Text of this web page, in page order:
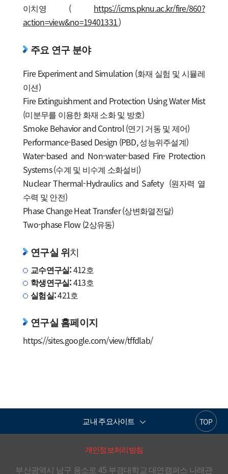
이치영 (
https://icms.pknu.ac.kr/fire/860?
action=view&no=19401331)
주요 연구 분야
Fire Experiment and Simulation (화재 실험 및 시뮬레
이션)
Fire Extinguishment and Protection Using Water Mist
(미분무를 이용한 화재 소화 및 방호)
Smoke Behavior and Control (연기 거동 및 제어)
Performance-Based Design (PBD, 성능위주설계)
Water-based and Non-water-based Fire Protection
Systems (수계 및 비수계 소화설비)
Nuclear Thermal-Hydraulics and Safety (원자력 열
수력 및 안전)
Phase Change Heat Transfer (상변화열전달)
Two-phase Flow (2상유동)
연구실 위치
교수연구실:412호
학생연구실:413호
실험실:421호
연구실 홈페이지
https://sites.google.com/view/tffdlab/
TOP
교내 주요사이트
개인정보처리방침
부산광역시 남구 용소로 45 부경대학교 대연캠퍼스 나래관